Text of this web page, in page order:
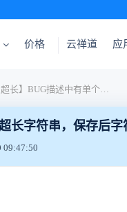
价格 云禅道 应
【字符串超长】BUG描述中有单个超长字符串，保存后字符串显示到网页之外
长字符串，保存后
09:47:50